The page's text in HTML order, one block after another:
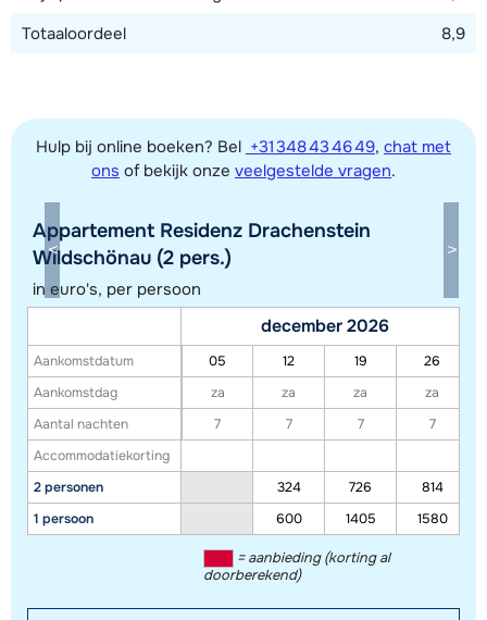
Toon alle accommodaties in dit gebied
Deze kaart geeft een indicatie van de ligging van onze accommodaties. De
exacte locatie kan enigszins afwijken.
Totaaloordeel
8,9
Hulp bij online boeken? Bel +31 348 43 46 49, chat met
ons of bekijk onze veelgestelde vragen.
Appartement Residenz Drachenstein
Wildschönau (2 pers.)
in euro's, per persoon
Aankomstdatum
Aankomstdag
Aantal nachten
Accommodatiekorting
2 personen
1 persoon
december 2026
05 12 19
26
za
za za
za
7
7 7 7
324 726
814
600
1405 1580
= aanbieding (korting al
doorberekend)